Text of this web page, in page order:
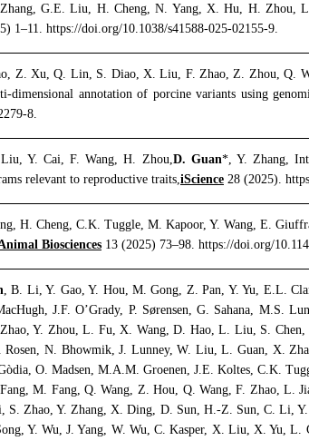
G.E. Liu, H. Cheng, N. Yang, X. Hu, H. Zhou, L.
1–11. https://doi.org/10.1038/s41588-025-02155-9.
Z. Xu, Q. Lin, S. Diao, X. Liu, F. Zhao, Z. Zhou, Q.
annotation of porcine variants using
8.
Y. Cai, F. Wang, H. Zhou, D. Guan*, Y. Zhang,
relevant to reproductive traits, iScience 28 (2025).
H. Cheng, C.K. Tuggle, M. Kapoor, Y. Wang, E.
Biosciences 13 (2025) 73–98. https://doi.org/
, B. Li, Y. Gao, Y. Hou, M. Gong, Z. Pan, Y. Yu, E.L.
J.F. O’Grady, P. Sørensen, G. Sahana, M.S.
Y. Zhou, L. Fu, X. Wang, D. Hao, L. Liu, S.
N. Bhowmik, J. Lunney, W. Liu, L. Guan, X.
O. Madsen, M.A.M. Groenen, J.E. Koltes, C.K.
M. Fang, Q. Wang, Z. Hou, Q. Wang, F. Zhao, L.
Zhao, Y. Zhang, X. Ding, D. Sun, H.-Z. Sun, C. Li, Y.
Y. Wu, J. Yang, W. Wu, C. Kasper, X. Liu, X. Yu,